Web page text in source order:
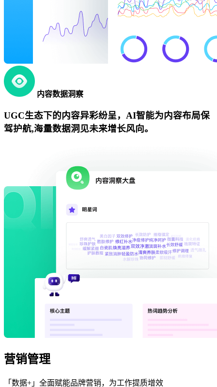
内容数据洞察
UGC生态下的内容异彩纷呈，AI智能为内容布局保
驾护航,海量数据洞见未来增长风向。
营销管理
「数据+」全面赋能品牌营销，为工作提质增效